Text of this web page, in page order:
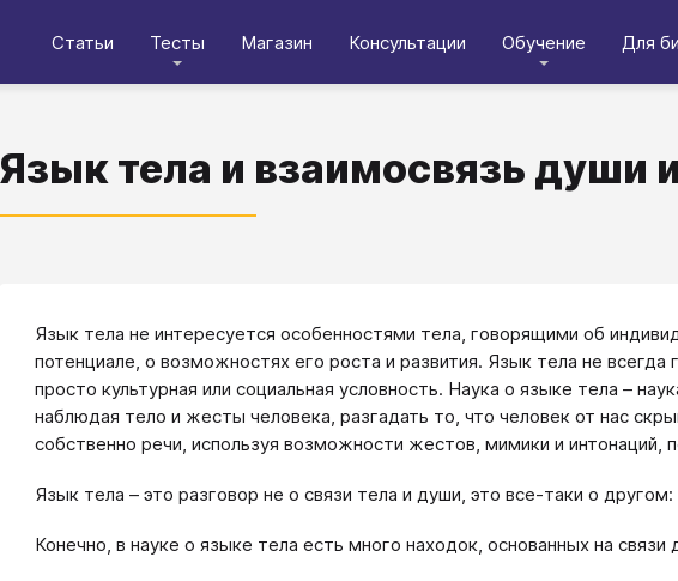
Статьи Тесты Магазин Консультации Обучение Для
Язык тела и взаимосвязь души
Язык тела не интересуется особенностями тела, говорящими об
потенциале, о возможностях его роста и развития. Язык тела не
просто культурная или социальная условность. Наука о языке тела –
наблюдая тело и жесты человека, разгадать то, что человек от нас
собственно речи, используя возможности жестов, мимики и
Язык тела – это разговор не о связи тела и души, это все-таки о
Конечно, в науке о языке тела есть много находок, основанных на связи